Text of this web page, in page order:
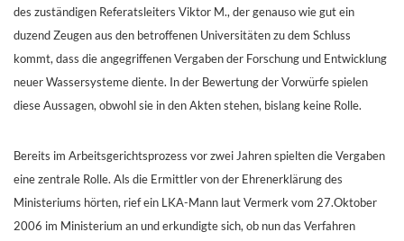
des zuständigen Referatsleiters Viktor M., der genauso wie gut ein
duzend Zeugen aus den betroffenen Universitäten zu dem Schluss
kommt, dass die angegriffenen Vergaben der Forschung und Entwicklung
neuer Wassersysteme diente. In der Bewertung der Vorwürfe spielen
diese Aussagen, obwohl sie in den Akten stehen, bislang keine Rolle.
Bereits im Arbeitsgerichtsprozess vor zwei Jahren spielten die Vergaben
eine zentrale Rolle. Als die Ermittler von der Ehrenerklärung des
Ministeriums hörten, rief ein LKA-Mann laut Vermerk vom 27.Oktober
2006 im Ministerium an und erkundigte sich, ob nun das Verfahren